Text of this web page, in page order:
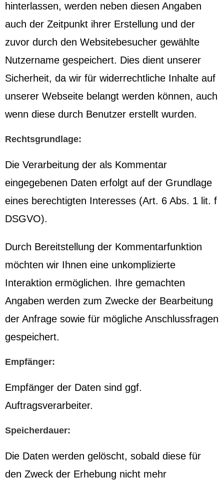
hinterlassen, werden neben diesen Angaben
auch der Zeitpunkt ihrer Erstellung und der
zuvor durch den Websitebesucher gewählte
Nutzername gespeichert. Dies dient unserer
Sicherheit, da wir für widerrechtliche Inhalte auf
unserer Webseite belangt werden können, auch
wenn diese durch Benutzer erstellt wurden.
Rechtsgrundlage:
Die Verarbeitung der als Kommentar
eingegebenen Daten erfolgt auf der Grundlage
eines berechtigten Interesses (Art. 6 Abs. 1 lit. f
DSGVO).
Durch Bereitstellung der Kommentarfunktion
möchten wir Ihnen eine unkomplizierte
Interaktion ermöglichen. Ihre gemachten
Angaben werden zum Zwecke der Bearbeitung
der Anfrage sowie für mögliche Anschlussfragen
gespeichert.
Empfänger:
Empfänger der Daten sind ggf.
Auftragsverarbeiter.
Speicherdauer:
Die Daten werden gelöscht, sobald diese für
den Zweck der Erhebung nicht mehr